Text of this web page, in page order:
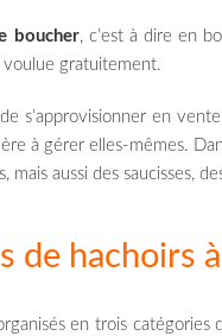
boucher, c’est à dire en
gratuitement.
s’approvisionner en
à gérer elles-mêmes.
mais aussi des saucisses,
de hachoirs
en trois